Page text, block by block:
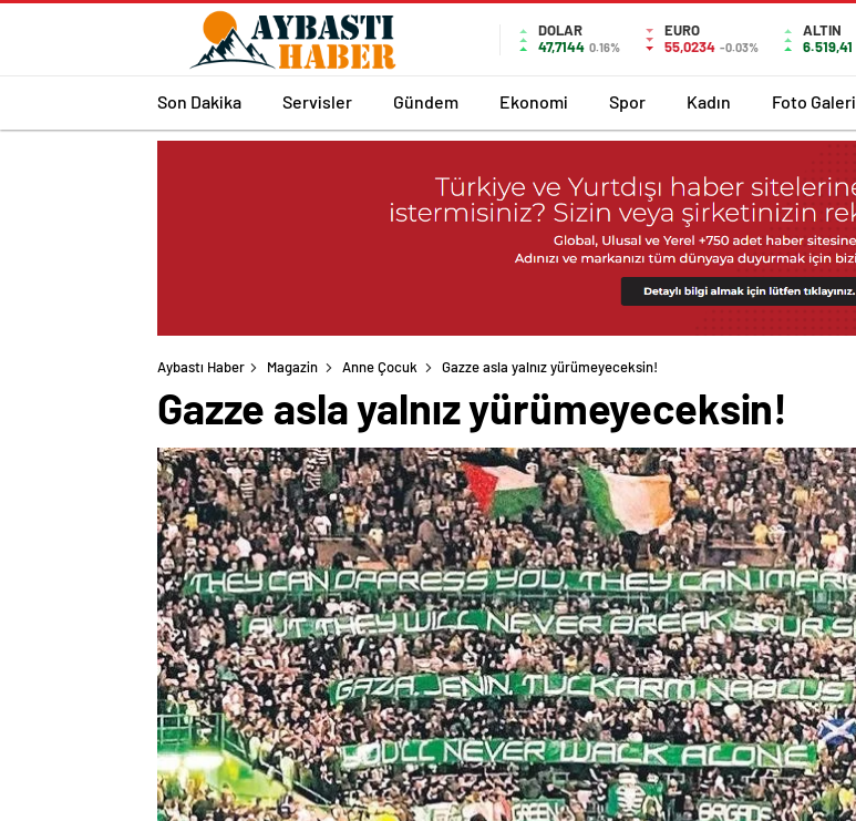
DOLAR
47,7144 0.16%
EURO
55,0234 -0.03%
ALTIN
6.519,41
Son Dakika Servisler Gündem Ekonomi Spor Kadın Foto Galeri
Aybastı Haber Magazin Anne Çocuk Gazze asla yalnız yürümeyeceksin!
Gazze asla yalnız yürümeyeceksin!